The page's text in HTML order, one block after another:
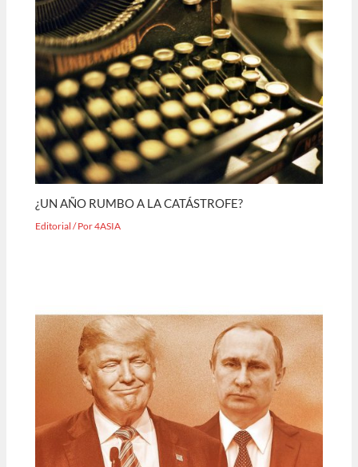
¿UN AÑO RUMBO A LA CATÁSTROFE?
Editorial / Por4ASIA